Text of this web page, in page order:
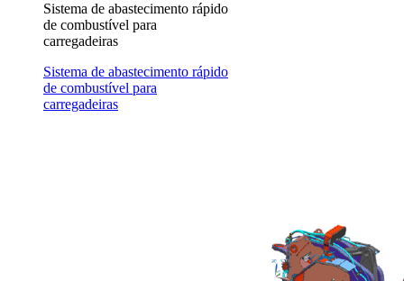
Sistema de abastecimento rápido
de combustível para
carregadeiras
Sistema de abastecimento rápido
de combustível para
carregadeiras